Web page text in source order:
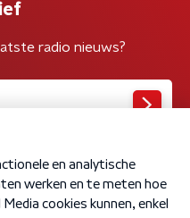
radio nieuws?